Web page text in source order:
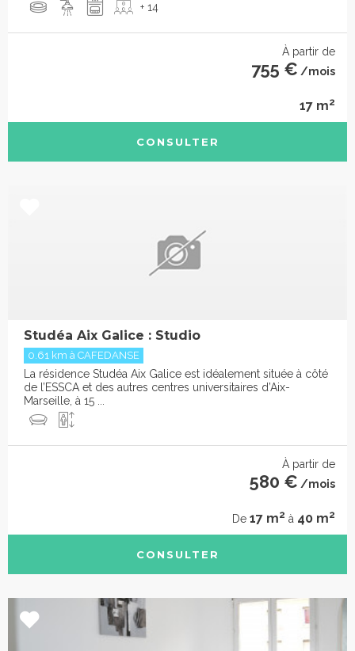
+ 14
À partir de
755 € /mois
17 m2
CONSULTER
Studéa Aix Galice : Studio
0.61 km à CAFEDANSE
La résidence Studéa Aix Galice est idéalement située à côté
de l’ESSCA et des autres centres universitaires d’Aix-
Marseille, à 15 ...
À partir de
580 € /mois
De 17 m2 à 40 m2
CONSULTER